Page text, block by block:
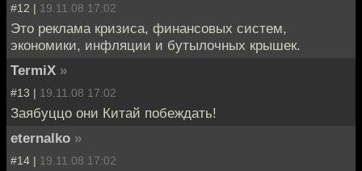
#12 | 19.11.08 17:02
Это реклама кризиса, финансовых систем,
экономики, инфляции и бутылочных крышек.
TermiX »
#13 | 19.11.08 17:02
Заябуццо они Китай побеждать!
eternalko »
#14 | 19.11.08 17:02